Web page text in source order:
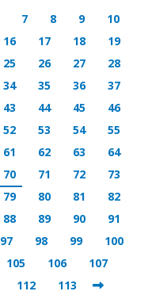
7 8 9
10
16 17 18
19
25 26 27
28
34 35 36
37
43 44 45
46
52 53 54
55
61 62 63
64
70 71 72
73
79 80 81
82
88 89 90
91
97 98 99
100
105 106
107
112 113